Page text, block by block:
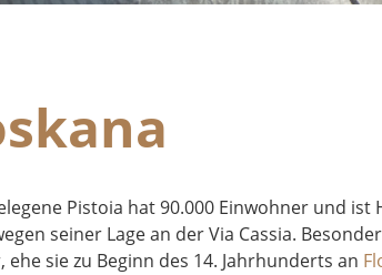
Pistoia hat 90.000 Einwohner und
seiner Lage an der Via Cassia.
sie zu Beginn des 14. Jahrhunderts an